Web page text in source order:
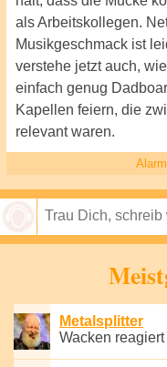
als Arbeitskollegen.
Musikgeschmack ist
verstehe jetzt auch,
einfach genug
Kapellen feiern, die
relevant waren.
Alarm
Metalsplitter
Wacken